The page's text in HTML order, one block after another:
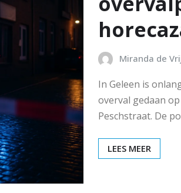
Miranda de
In Geleen is
overval gedaan
Peschstraat. De
LEES MEER